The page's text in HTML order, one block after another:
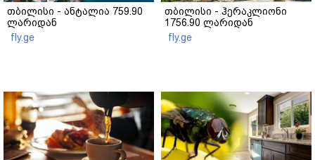
თბილისი - ანტალია 759.90
ლარიდან
fly.ge
თბილისი - ჰერაკლიონი
1756.90 ლარიდან
fly.ge